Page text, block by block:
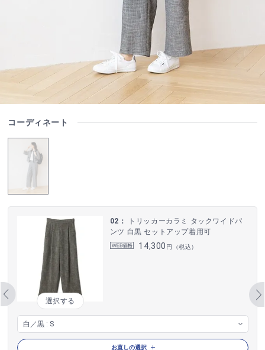
コーディネート
選択する
02：
トリッカーカラミ タックワイドパ
ンツ 白黒 セットアップ着用可
14,300 円（税込）
お直しの選択